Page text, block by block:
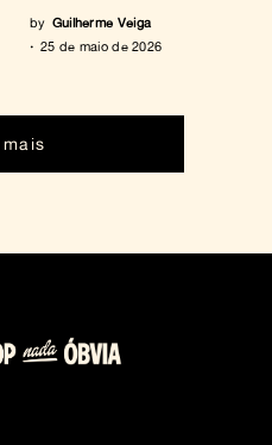
by Guilherme Veiga
25 de maio de 2026